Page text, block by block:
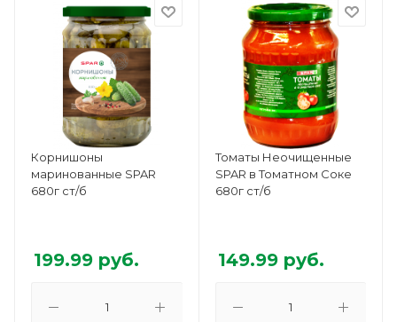
Корнишоны
маринованные SPAR
680г ст/б
199.99 руб.
Томаты Неочищенные
SPAR в Томатном Соке
680г ст/б
149.99руб.